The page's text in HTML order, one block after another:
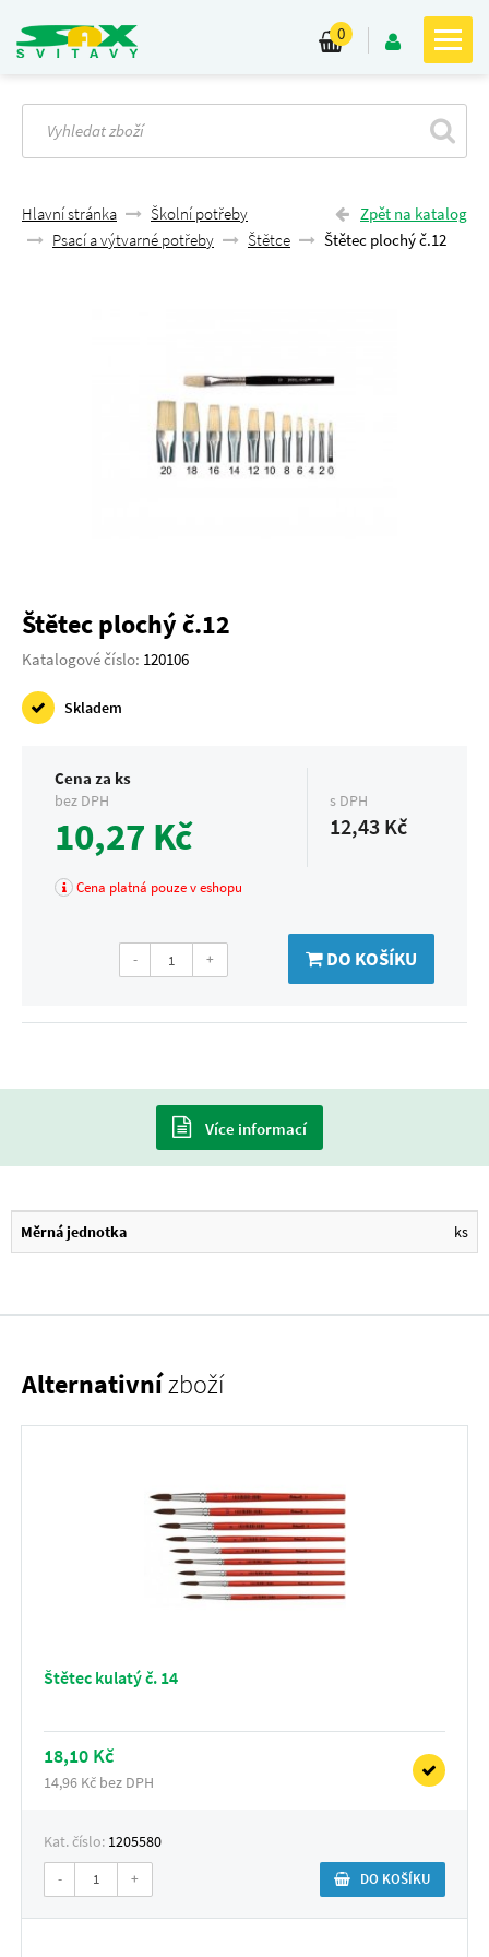
0
Zpět na katalog
Hlavní stránka
Školní potřeby
Psací a výtvarné potřeby
Štětce Štětec plochý č.12
Štětec plochý č.12
Katalogové číslo: 120106
Skladem
Cena za ks
bez DPH
10,27 Kč
s DPH
12,43 Kč
Cena platná pouze v eshopu
- + DO KOŠÍKU
Více informací
Měrná jednotka ks
Alternativnízboží
Štětec kulatý č. 14
18,10 Kč
14,96 Kč bez DPH
Kat. číslo: 1205580
- + DO KOŠÍKU